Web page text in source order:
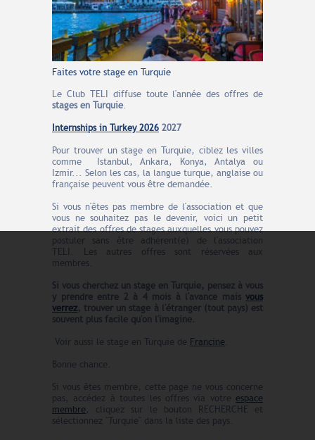
Faites votre stage en Turquie
Le Club TELI diffuse toute l'année des offres de
stages en Turquie.
Internships in Turkey 2026 2027
Pour trouver un stage en Turquie, ciblez les villes
comme Istanbul, Ankara, Konya, Antalya ou
Izmir... Selon les cas, la langue turque, anglaise ou
française peuvent vous être demandée.
Si vous n'êtes pas membre de l'association et que
vous ne souhaitez pas le devenir, voici un petit
extrait des offres de stages auxquelles vous pouvez
postuler sans être adhérent(e) de l'association
TELI. Les autres offres sont réservées aux
membres.
Si vous cherchez un stage en Turquie, pensez à vous
y prendre entre 2 à 4 mois à l'avance mais vous
verrez, trouver un stage à l'étranger (tout pays) est
souvent plus facile qu'on l'imagine.
Voir aussi le stage en Turquie de Francine.
Bonne chance.
Si vous êtes membre, cette page ne vous concerne
pas, accédez à toutes les offres via votre espace
membre, cliquez sur le bouton RECHERCHE et
sélectionnez "Turquie" dans la liste des pays.